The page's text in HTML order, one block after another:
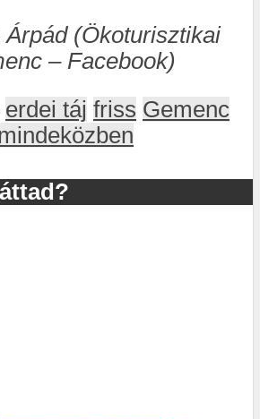
(Ökoturisztikai
– Facebook)
erdei táj friss Gemenc